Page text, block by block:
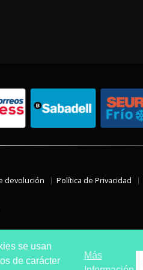
se usan
de carácter
Más
devolución Política de Privacidad